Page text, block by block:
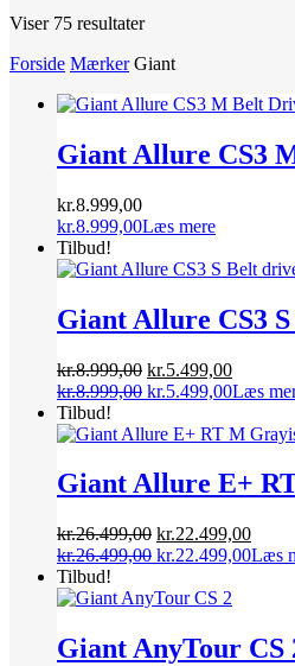
Viser 75 resultater
Forside Mærker Giant
Giant Allure CS3
kr.8.999,00
kr.8.999,00Læs mere
Tilbud!
Giant Allure CS3
kr.8.999,00 Den
oprindelige
var:
kr.5.499,00Den
aktuelle
er:
kr.8.999,00 Den
pris
kr.8.999,00.
kr.5.499,00Den
pris
Læs
Tilbud!
Giant Allure E+
kr.26.499,00 Den
oprindelige
var:
kr.22.499,00Den
kr.26.499,00 Den
pris
kr.26.499,00.
kr.22.499,00Den
Læs
Tilbud!
Giant AnyTour CS